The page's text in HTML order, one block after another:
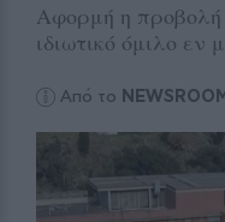
Αφορμή η
ιδιωτικό όμιλο
Από το